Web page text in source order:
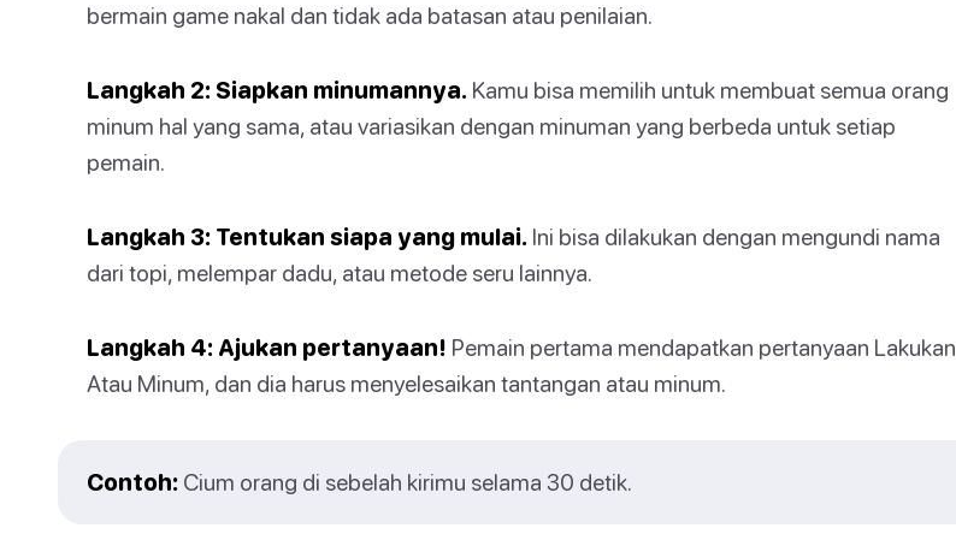
bermain game nakal dan tidak ada batasan atau penilaian.
Langkah 2: Siapkan minumannya. Kamu bisa memilih untuk membuat semua orang
minum hal yang sama, atau variasikan dengan minuman yang berbeda untuk setiap
pemain.
Langkah 3: Tentukan siapa yang mulai. Ini bisa dilakukan dengan mengundi nama
dari topi, melempar dadu, atau metode seru lainnya.
Langkah 4: Ajukan pertanyaan! Pemain pertama mendapatkan pertanyaan Lakukan
Atau Minum, dan dia harus menyelesaikan tantangan atau minum.
Contoh: Cium orang di sebelah kirimu selama 30 detik.